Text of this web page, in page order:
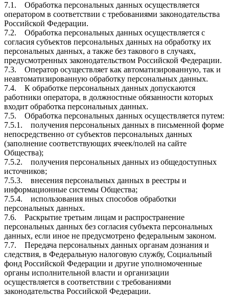
7.1. Обработка персональных данных осуществляется
оператором в соответствии с требованиями законодательства
Российской Федерации.
7.2. Обработка персональных данных осуществляется с
согласия субъектов персональных данных на обработку их
персональных данных, а также без такового в случаях,
предусмотренных законодательством Российской Федерации.
7.3. Оператор осуществляет как автоматизированную, так и
неавтоматизированную обработку персональных данных.
7.4. К обработке персональных данных допускаются
работники оператора, в должностные обязанности которых
входит обработка персональных данных.
7.5. Обработка персональных данных осуществляется путем:
7.5.1. получения персональных данных в письменной форме
непосредственно от субъектов персональных данных
(заполнение соответствующих ячеек/полей на сайте
Общества);
7.5.2. получения персональных данных из общедоступных
источников;
7.5.3. внесения персональных данных в реестры и
информационные системы Общества;
7.5.4. использования иных способов обработки
персональных данных.
7.6. Раскрытие третьим лицам и распространение
персональных данных без согласия субъекта персональных
данных, если иное не предусмотрено федеральным законом.
7.7. Передача персональных данных органам дознания и
следствия, в Федеральную налоговую службу, Социальный
фонд Российской Федерации и другие уполномоченные
органы исполнительной власти и организации
осуществляется в соответствии с требованиями
законодательства Российской Федерации.